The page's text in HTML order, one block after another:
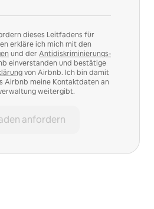
dieses Leitfadens für
erkläre ich mich mit den
und der Antidiskriminierungs-
einverstanden und bestätige
von Airbnb. Ich bin damit
Airbnb meine Kontaktdaten an
weitergibt.
anfordern